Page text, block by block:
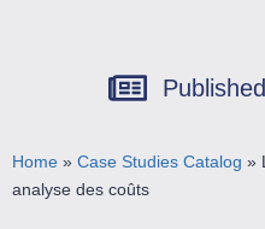
Home » Case Studies Catalog »
analyse des coûts